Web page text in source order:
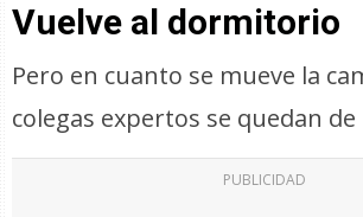
Vuelve al dormitorio
Pero en cuanto se mueve la
colegas expertos se quedan de
PUBLICIDAD